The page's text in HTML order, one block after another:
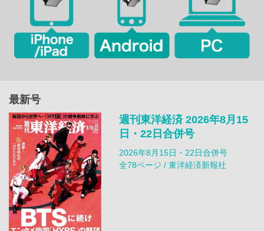
最新号
週刊東洋経済 2026年8月15
日・22日合併号
2026年8月15日・22日合併号
全78ページ / 東洋経済新報社